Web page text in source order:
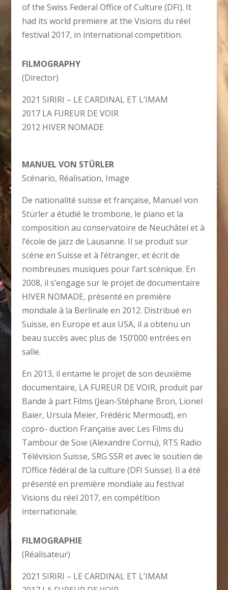
of the Swiss Federal Office of Culture (DFI). It
had its world premiere at the Visions du réel
festival 2017, in international competition.
FILMOGRAPHY
(Director)
2021 SIRIRI – LE CARDINAL ET L’IMAM
2017 LA FUREUR DE VOIR
2012 HIVER NOMADE
MANUEL VON STÜRLER
Scénario, Réalisation, Image
De nationalité suisse et française, Manuel von
Stürler a étudié le trombone, le piano et la
composition au conservatoire de Neuchâtel et à
l’école de jazz de Lausanne. Il se produit sur
scène en Suisse et à l’étranger, et écrit de
nombreuses musiques pour l’art scénique. En
2008, il s’engage sur le projet de documentaire
HIVER NOMADE, présenté en première
mondiale à la Berlinale en 2012. Distribué en
Suisse, en Europe et aux USA, il a obtenu un
beau succès avec plus de 150’000 entrées en
salle.
En 2013, il entame le projet de son deuxième
documentaire, LA FUREUR DE VOIR, produit par
Bande à part Films (Jean-Stéphane Bron, Lionel
Baier, Ursula Meier, Frédéric Mermoud), en
copro- duction Française avec Les Films du
Tambour de Soie (Alexandre Cornu), RTS Radio
Télévision Suisse, SRG SSR et avec le soutien de
l’Office fédéral de la culture (DFI Suisse). Il a été
présenté en première mondiale au festival
Visions du réel 2017, en compétition
internationale.
FILMOGRAPHIE
(Réalisateur)
2021 SIRIRI – LE CARDINAL ET L’IMAM